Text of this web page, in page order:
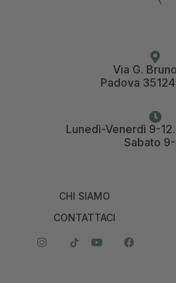
Via G.
Padova
Lunedì-Venerdì 9-
Sabato
CHI SIAMO
CONTATTACI